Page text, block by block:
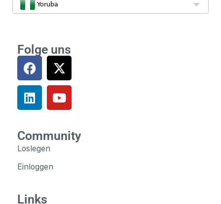
Yoruba
Folge uns
Community
Loslegen
Einloggen
Links